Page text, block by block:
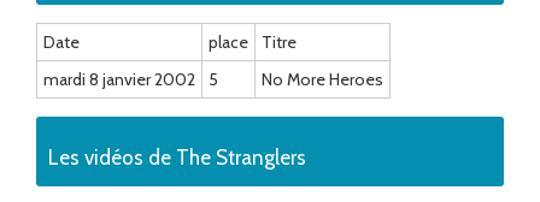
Date place
Titre
mardi 8 janvier 2002
5 No More Heroes
Les vidéos de The Stranglers